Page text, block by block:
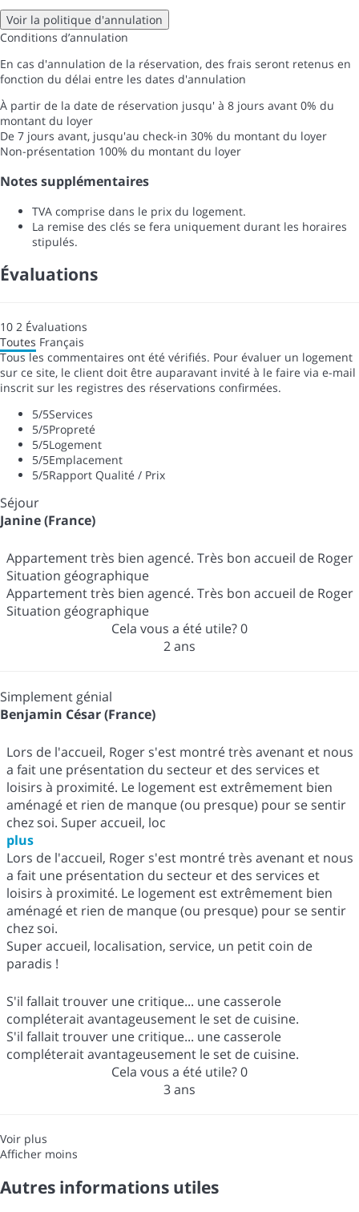
Voir la politique d'annulation
Conditions d’annulation
En cas d'annulation de la réservation, des frais seront retenus en
fonction du délai entre les dates d'annulation
À partir de la date de réservation jusqu' à 8 jours avant 0% du
montant du loyer
De 7 jours avant, jusqu'au check-in 30% du montant du loyer
Non-présentation 100% du montant du loyer
Notes supplémentaires
TVA comprise dans le prix du logement.
La remise des clés se fera uniquement durant les horaires
stipulés.
Évaluations
10 2 Évaluations
Toutes Français
Tous les commentaires ont été vérifiés. Pour évaluer un logement
sur ce site, le client doit être auparavant invité à le faire via e-mail
inscrit sur les registres des réservations confirmées.
5/5Services
5/5Propreté
5/5Logement
5/5Emplacement
5/5Rapport Qualité / Prix
Séjour
Janine (France)
Appartement très bien agencé. Très bon accueil de Roger
Situation géographique
Appartement très bien agencé. Très bon accueil de Roger
Situation géographique
Cela vous a été utile?0
2 ans
Simplement génial
Benjamin César (France)
Lors de l'accueil, Roger s'est montré très avenant et nous
a fait une présentation du secteur et des services et
loisirs à proximité. Le logement est extrêmement bien
aménagé et rien de manque (ou presque) pour se sentir
chez soi. Super accueil, loc
plus
Lors de l'accueil, Roger s'est montré très avenant et nous
a fait une présentation du secteur et des services et
loisirs à proximité. Le logement est extrêmement bien
aménagé et rien de manque (ou presque) pour se sentir
chez soi.
Super accueil, localisation, service, un petit coin de
paradis !
S'il fallait trouver une critique... une casserole
compléterait avantageusement le set de cuisine.
S'il fallait trouver une critique... une casserole
compléterait avantageusement le set de cuisine.
Cela vous a été utile?0
3 ans
Voir plus
Afficher moins
Autres informations utiles